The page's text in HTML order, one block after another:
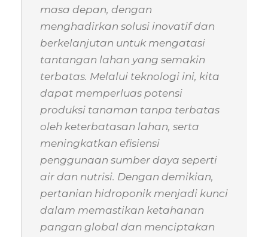
masa depan, dengan
menghadirkan solusi inovatif dan
berkelanjutan untuk mengatasi
tantangan lahan yang semakin
terbatas. Melalui teknologi ini, kita
dapat memperluas potensi
produksi tanaman tanpa terbatas
oleh keterbatasan lahan, serta
meningkatkan efisiensi
penggunaan sumber daya seperti
air dan nutrisi. Dengan demikian,
pertanian hidroponik menjadi kunci
dalam memastikan ketahanan
pangan global dan menciptakan